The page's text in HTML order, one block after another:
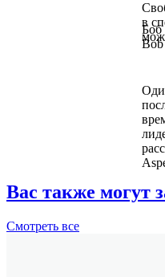
в
Боб
Вас также могут
Смотреть все